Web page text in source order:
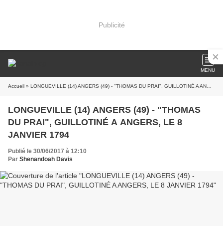
Publicité
MENU
Accueil » LONGUEVILLE (14) ANGERS (49) - "THOMAS DU PRAI", GUILLOTINÉ A ANGERS, LE 8 JANVIER 1794
LONGUEVILLE (14) ANGERS (49) - "THOMAS
DU PRAI", GUILLOTINÉ A ANGERS, LE 8
JANVIER 1794
Publié le 30/06/2017 à 12:10
Par Shenandoah Davis